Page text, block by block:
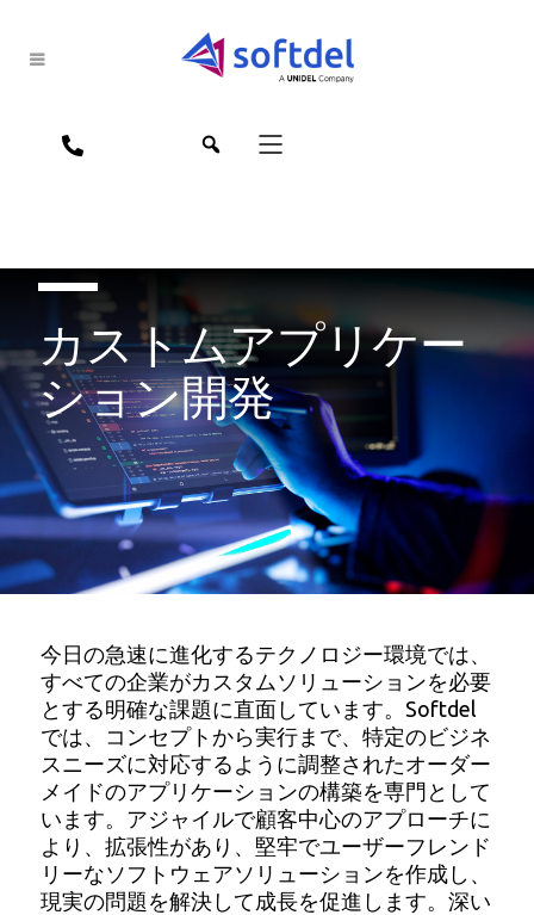
カストムアプリケー
ション開発
今日の急速に進化するテクノロジー環境では、
すべての企業がカスタムソリューションを必要
とする明確な課題に直面しています。Softdel
では、コンセプトから実行まで、特定のビジネ
スニーズに対応するように調整されたオーダー
メイドのアプリケーションの構築を専門として
います。アジャイルで顧客中心のアプローチに
より、拡張性があり、堅牢でユーザーフレンド
リーなソフトウェアソリューションを作成し、
現実の問題を解決して成長を促進します。深い